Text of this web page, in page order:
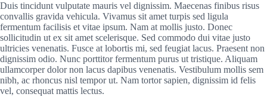
Duis tincidunt vulputate mauris vel dignissim. Maecenas finibus risus
convallis gravida vehicula. Vivamus sit amet turpis sed ligula
fermentum facilisis et vitae ipsum. Nam at mollis justo. Donec
sollicitudin ut ex sit amet scelerisque. Sed commodo dui vitae justo
ultricies venenatis. Fusce at lobortis mi, sed feugiat lacus. Praesent non
dignissim odio. Nunc porttitor fermentum purus ut tristique. Aliquam
ullamcorper dolor non lacus dapibus venenatis. Vestibulum mollis sem
nibh, ac rhoncus nisl tempor ut. Nam tortor sapien, dignissim id felis
vel, consequat mattis lectus.